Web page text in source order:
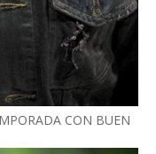
CON BUEN